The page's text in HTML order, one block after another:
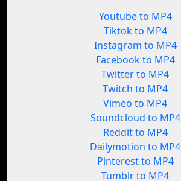
Youtube to MP4
Tiktok to MP4
Instagram to MP4
Facebook to MP4
Twitter to MP4
Twitch to MP4
Vimeo to MP4
Soundcloud to MP4
Reddit to MP4
Dailymotion to MP4
Pinterest to MP4
Tumblr to MP4